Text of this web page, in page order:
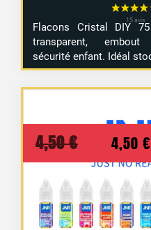
Flacons Cristal DIY
transparent, embout
sécurité enfant. Idéal
4,50€
Le
prix
initial
était :
4,50 €